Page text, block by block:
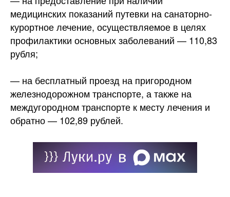
медицинских показаний путевки на санаторно-
курортное лечение, осуществляемое в целях
профилактики основных заболеваний — 110,83
рубля;
— на бесплатный проезд на пригородном
железнодорожном транспорте, а также на
междугородном транспорте к месту лечения и
обратно — 102,89 рублей.